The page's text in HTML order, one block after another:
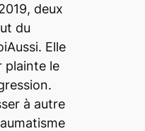
deux
du
Elle
plainte le
à autre